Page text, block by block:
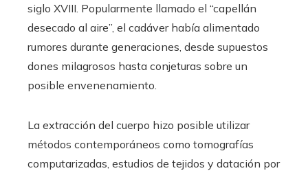
siglo XVIII. Popularmente llamado el “capellán
desecado al aire”, el cadáver había alimentado
rumores durante generaciones, desde supuestos
dones milagrosos hasta conjeturas sobre un
posible envenenamiento.
La extracción del cuerpo hizo posible utilizar
métodos contemporáneos como tomografías
computarizadas, estudios de tejidos y datación por